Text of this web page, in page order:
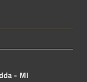
- MI